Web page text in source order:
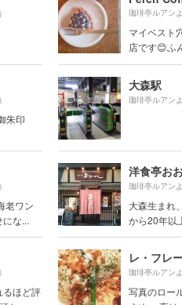
珈琲亭ルアン
マイベスト
店です😊ふ
朱印
大森駅
珈琲亭ルアン
老ワン
な...
洋食亭お
珈琲亭ルアン
大森生まれ
から20年以
るほど評
レ・フレ
珈琲亭ルアン
写真のロー